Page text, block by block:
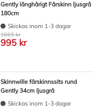
Gently långhårigt Fårskinn ljusgrå
180cm
Skickas inom 1-3 dagar
1665 kr
995 kr
Skinnwille fårskinnssits rund
Gently 34cm ljusgrå
Skickas inom 1-3 dagar